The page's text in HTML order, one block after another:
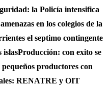
la Policía intensifica
en los colegios de la
el septimo contingente
islasProducción: con exito se
productores con
RENATRE y OIT